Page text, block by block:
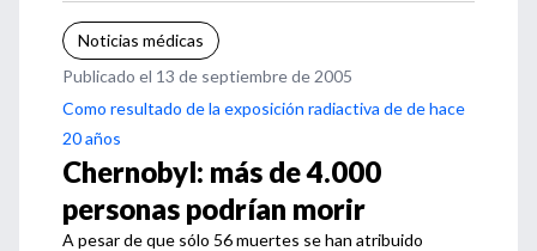
Noticias médicas
Publicado el 13 de septiembre de 2005
Como resultado de la exposición radiactiva de de hace
20 años
Chernobyl: más de 4.000
personas podrían morir
A pesar de que sólo 56 muertes se han atribuido